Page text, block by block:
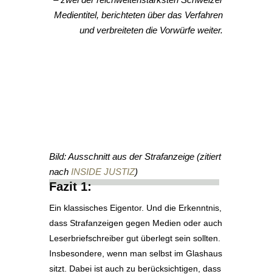
Medientitel, berichteten über das Verfahren
und verbreiteten die Vorwürfe weiter.
Bild: Ausschnitt aus der Strafanzeige (zitiert
nach INSIDE JUSTIZ)
Fazit 1:
Ein klassisches Eigentor. Und die Erkenntnis,
dass Strafanzeigen gegen Medien oder auch
Leserbriefschreiber gut überlegt sein sollten.
Insbesondere, wenn man selbst im Glashaus
sitzt. Dabei ist auch zu berücksichtigen, dass